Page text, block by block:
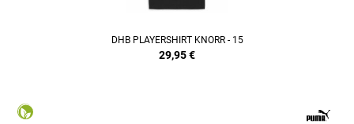
DHB PLAYERSHIRT KNORR - 15
29,95€